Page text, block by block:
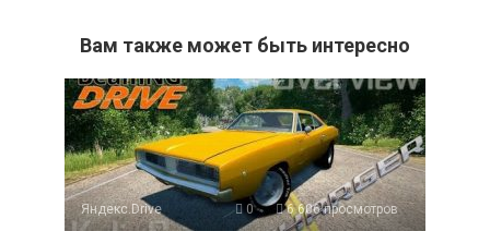
Вам также может быть интересно
Яндекс.Drive 0 6 606 просмотров